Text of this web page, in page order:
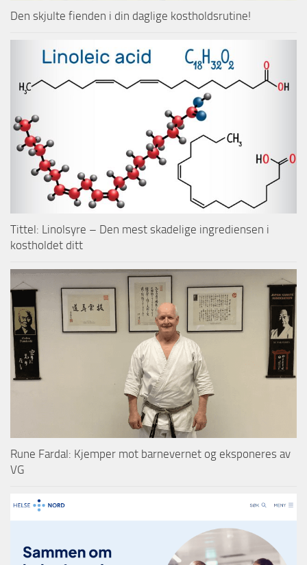
Den skjulte fienden i din daglige kostholdsrutine!
Tittel: Linolsyre – Den mest skadelige ingrediensen i
kostholdet ditt
Rune Fardal: Kjemper mot barnevernet og eksponeres av
VG